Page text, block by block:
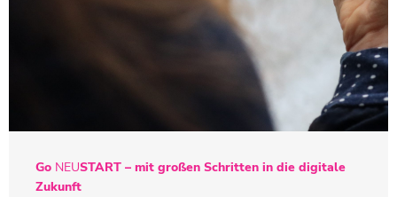
Go NEUSTART – mit großen Schritten in die digitale
Zukunft